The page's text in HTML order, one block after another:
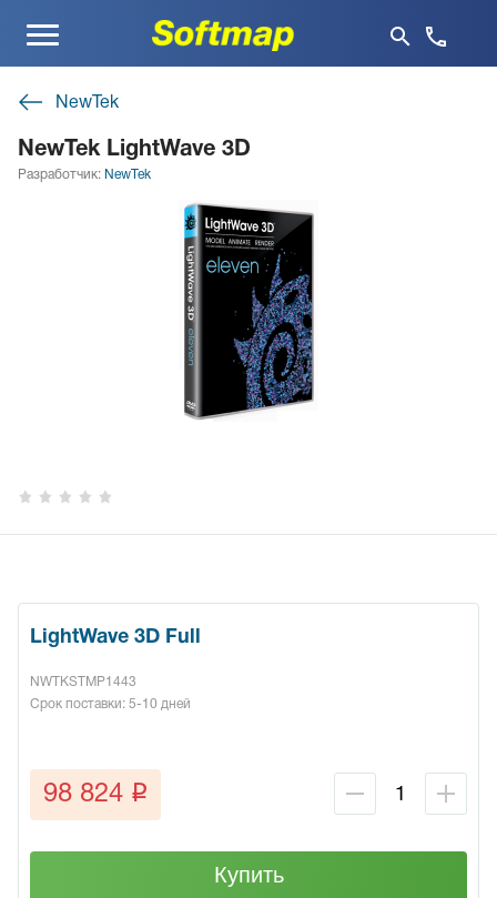
Меню
NewTek
NewTek LightWave 3D
Разработчик: NewTek
LightWave 3D Full
NWTKSTMP1443
Срок поставки: 5-10 дней
98 824 q
Купить